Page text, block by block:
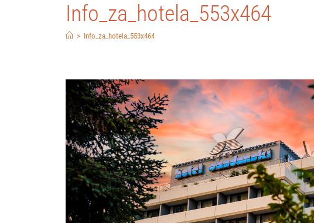
Info_za_hotela_553x464
> Info_za_hotela_553x464